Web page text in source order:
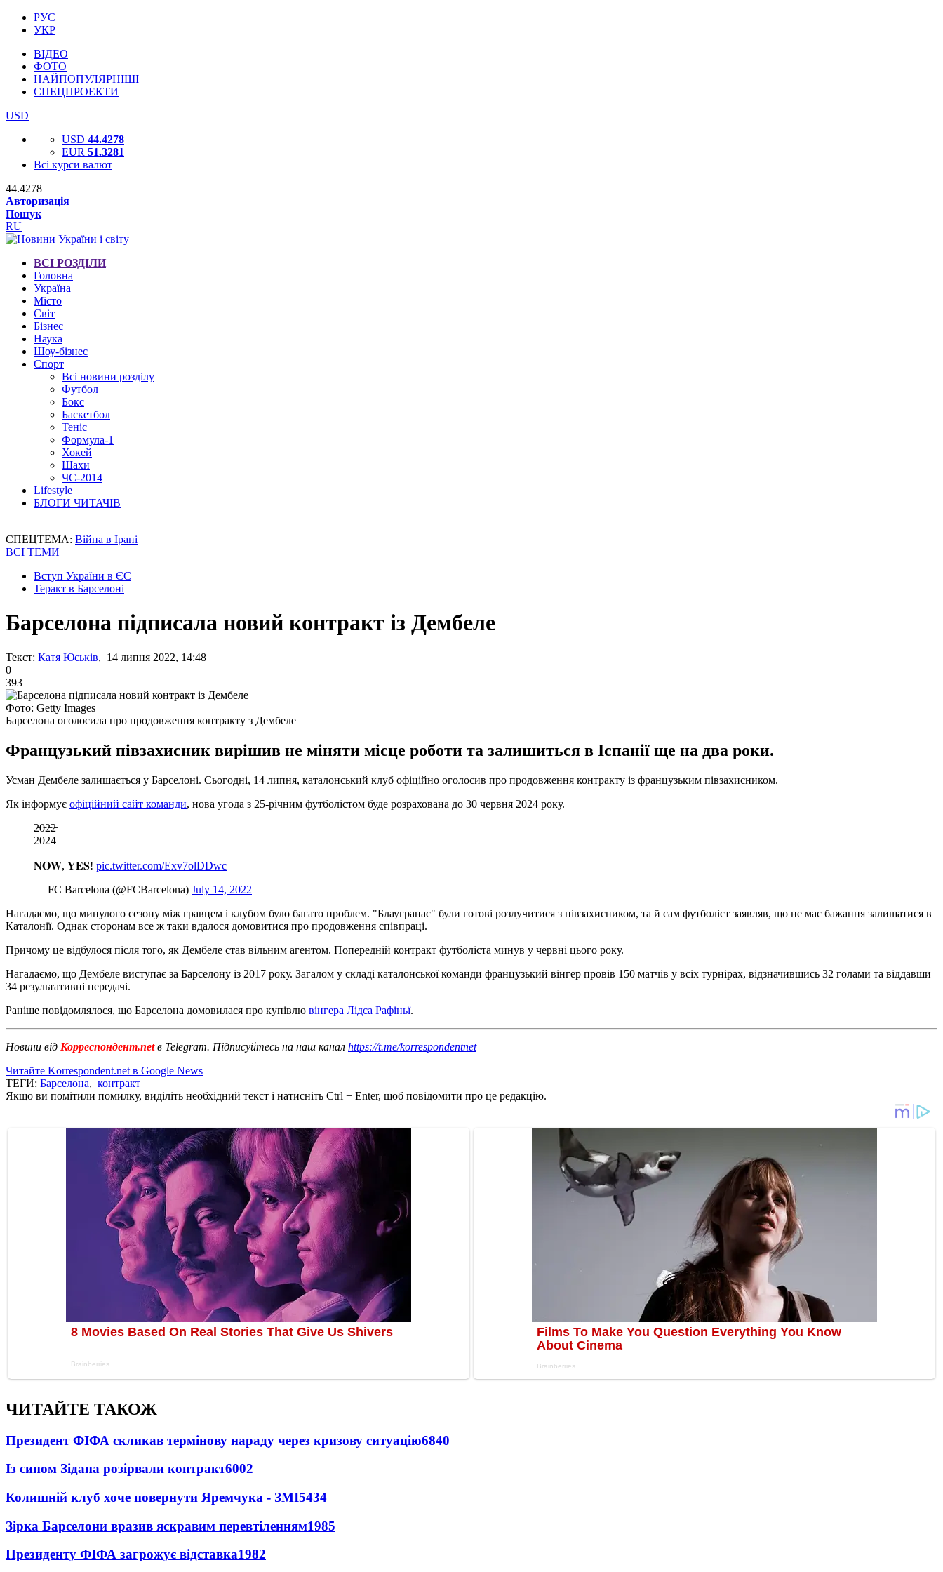
РУС
УКР
ВІДЕО
ФОТО
НАЙПОПУЛЯРНІШІ
СПЕЦПРОЕКТИ
USD
USD 44.4278
EUR 51.3281
Всі курси валют
44.4278
Авторизація
Пошук
RU
ВСІ РОЗДІЛИ
Головна
Україна
Місто
Світ
Бізнес
Наука
Шоу-бізнес
Спорт
Всі новини розділу
Футбол
Бокс
Баскетбол
Теніс
Формула-1
Хокей
Шахи
ЧС-2014
Lifestyle
БЛОГИ ЧИТАЧІВ
СПЕЦТЕМА: Війна в Ірані
ВСІ ТЕМИ
Вступ України в ЄС
Теракт в Барселоні
Барселона підписала новий контракт із Дембеле
Текст: Катя Юськів, 14 липня 2022, 14:48
0
393
Фото: Getty Images
Барселона оголосила про продовження контракту з Дембеле
Французький півзахисник вирішив не міняти місце роботи та залишиться в Іспанії ще на два роки.
Усман Дембеле залишається у Барселоні. Сьогодні, 14 липня, каталонський клуб офіційно оголосив про продовження контракту із французьким півзахисником.
Як інформує офіційний сайт команди, нова угода з 25-річним футболістом буде розрахована до 30 червня 2024 року.
2̵0̵2̵2̵
2024
𝐍𝐎𝐖, 𝐘𝐄𝐒! pic.twitter.com/Exv7olDDwc
— FC Barcelona (@FCBarcelona) July 14, 2022
Нагадаємо, що минулого сезону між гравцем і клубом було багато проблем. "Блаугранас" були готові розлучитися з півзахисником, та й сам футболіст заявляв, що не має бажання залишатися в
Каталонії. Однак сторонам все ж таки вдалося домовитися про продовження співпраці.
Причому це відбулося після того, як Дембеле став вільним агентом. Попередній контракт футболіста минув у червні цього року.
Нагадаємо, що Дембеле виступає за Барселону із 2017 року. Загалом у складі каталонської команди французький вінгер провів 150 матчів у всіх турнірах, відзначившись 32 голами та віддавши
34 результативні передачі.
Раніше повідомлялося, що Барселона домовилася про купівлю вінгера Лідса Рафіньї.
Новини від Корреспондент.netв Telegram. Підписуйтесь на наш канал https://t.me/korrespondentnet
Читайте Korrespondent.net в Google News
ТЕГИ: Барселона, контракт
Якщо ви помітили помилку, виділіть необхідний текст і натисніть Ctrl + Enter, щоб повідомити про це редакцію.
ЧИТАЙТЕ ТАКОЖ
Президент ФІФА скликав термінову нараду через кризову ситуацію6840
Із сином Зідана розірвали контракт6002
Колишній клуб хоче повернути Яремчука - ЗМІ5434
Зірка Барселони вразив яскравим перевтіленням1985
Президенту ФІФА загрожує відставка1982